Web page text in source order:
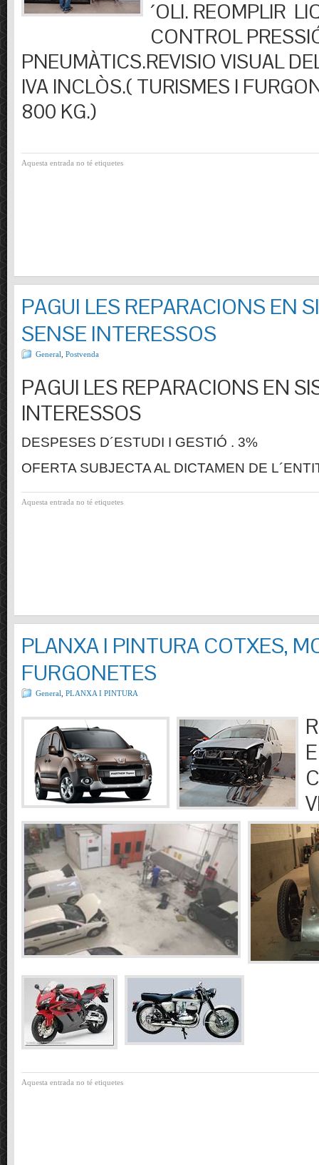
´OLI. REOMPLIR
CONTROL
PNEUMÀTICS.REVISIO VISUAL
IVA INCLÒS.( TURISMES I
800 KG.)
Aquesta entrada no té etiquetes
PAGUI LES REPARACIONS EN
SENSE INTERESSOS
General Postvenda
PAGUI LES REPARACIONS EN
INTERESSOS
DESPESES D´ESTUDI I GESTIÓ . 3%
OFERTA SUBJECTA AL DICTAMEN DE
Aquesta entrada no té etiquetes
PLANXA I PINTURA COTXES,
FURGONETES
General PLANXA I PINTURA
Aquesta entrada no té etiquetes